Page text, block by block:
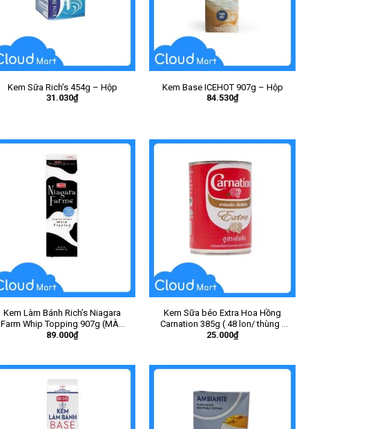
Kem Sữa Rich’s 454g – Hộp
31.030₫
Kem Base ICEHOT 907g – Hộp
84.530₫
Kem Làm Bánh Rich’s Niagara
Farm Whip Topping 907g (MÀU
ĐEN)
89.000₫
Kem Sữa béo Extra Hoa Hồng
Carnation 385g ( 48 lon/ thùng )
– Lon
25.000₫